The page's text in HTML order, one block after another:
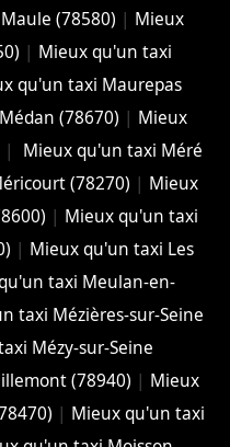
(78580) | Mieux
| Mieux qu'un taxi
qu'un taxi Maurepas
(78670) | Mieux
|
Mieux qu'un taxi Méré
(78270) | Mieux
| Mieux qu'un taxi
| Mieux qu'un taxi Les
taxi Meulan-en-
taxi Mézières-sur-Seine
Mézy-sur-Seine
(78940) | Mieux
| Mieux qu'un taxi